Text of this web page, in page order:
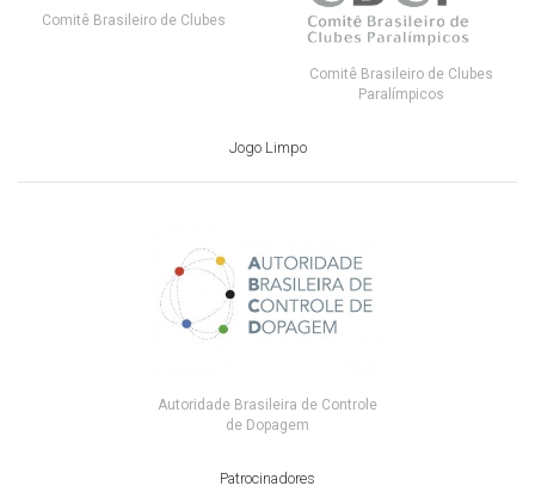
Comitê Brasileiro de Clubes
Comitê Brasileiro de Clubes
Paralímpicos
Jogo Limpo
Autoridade Brasileira de Controle
de Dopagem
Patrocinadores